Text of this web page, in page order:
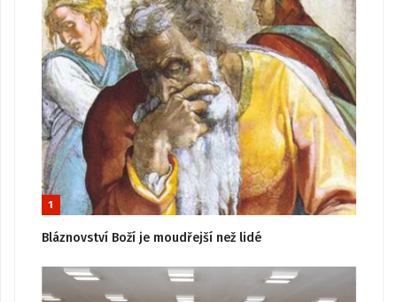
1
Bláznovství Boží je moudřejší než lidé